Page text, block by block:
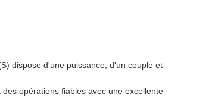
dispose d'une puissance, d'un couple et
opérations fiables avec une excellente